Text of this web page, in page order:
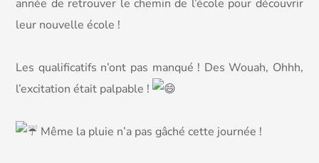
année de retrouver le chemin de l’école pour découvrir
leur nouvelle école !
Les qualificatifs n’ont pas manqué ! Des Wouah, Ohhh,
l’excitation était palpable !
Même la pluie n’a pas gâché cette journée !